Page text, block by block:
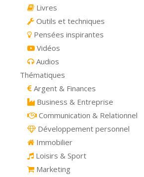
Livres
Outils et techniques
Pensées inspirantes
Vidéos
Audios
Thématiques
Argent & Finances
Business & Entreprise
Communication & Relationnel
Développement personnel
Immobilier
Loisirs & Sport
Marketing